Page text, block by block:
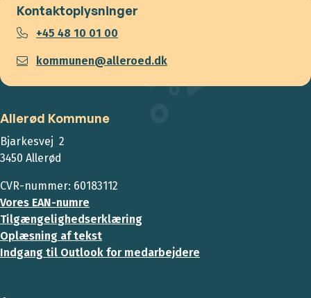
Kontaktoplysninger
+45 48 10 01 00
kommunen@alleroed.dk
Allerød Kommune
Bjarkesvej 2
3450 Allerød
CVR-nummer: 60183112
Vores EAN-numre
Tilgængelighedserklæring
Oplæsning af tekst
Indgang til Outlook for medarbejdere